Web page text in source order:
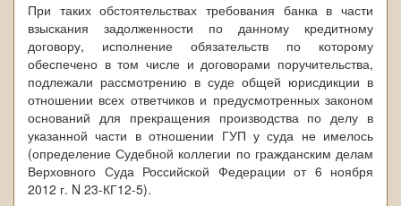
При таких обстоятельствах требования банка в части
взыскания задолженности по данному кредитному
договору, исполнение обязательств по которому
обеспечено в том числе и договорами поручительства,
подлежали рассмотрению в суде общей юрисдикции в
отношении всех ответчиков и предусмотренных законом
оснований для прекращения производства по делу в
указанной части в отношении ГУП у суда не имелось
(определение Судебной коллегии по гражданским делам
Верховного Суда Российской Федерации от 6 ноября
2012 г. N 23-КГ12-5).